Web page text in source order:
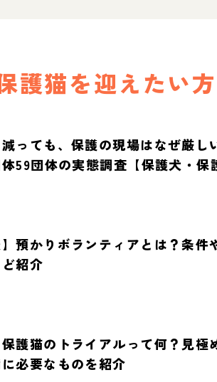
護猫を迎えたい
っても、保護の現場はなぜ厳し
体59団体の実態調査【保護犬・保
】預かりボランティアとは？条件
紹介
護猫のトライアルって何？見極
必要なものを紹介